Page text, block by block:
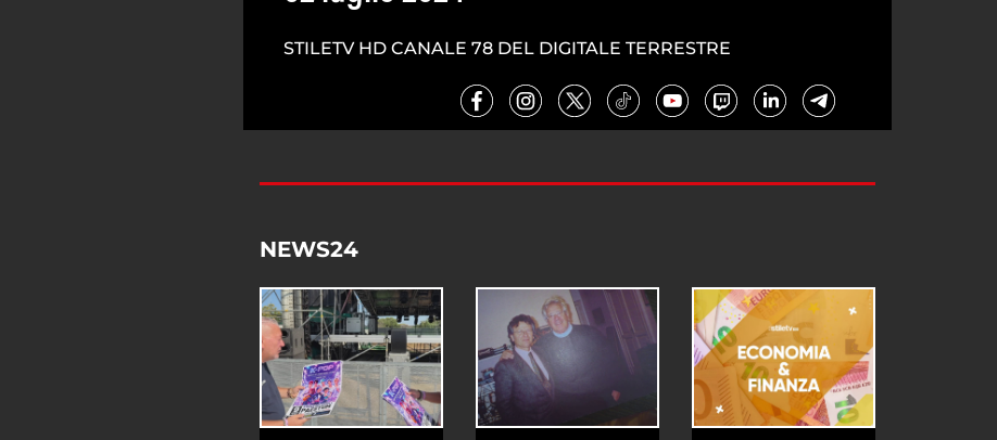
STILETV HD CANALE 78 DEL DIGITALE TERRESTRE
NEWS24